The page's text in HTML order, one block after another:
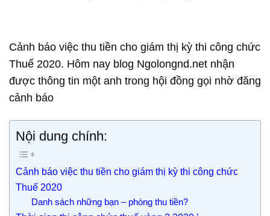
Cảnh báo việc thu tiền cho giám thị kỳ thi công chức
Thuế 2020. Hôm nay blog Ngolongnd.net nhận
được thông tin một anh trong hội đồng gọi nhờ đăng
cảnh báo
Nội dung chính:
Cảnh báo việc thu tiền cho giám thị kỳ thi công chức
Thuế 2020
Danh sách những bạn – phòng thu tiền?